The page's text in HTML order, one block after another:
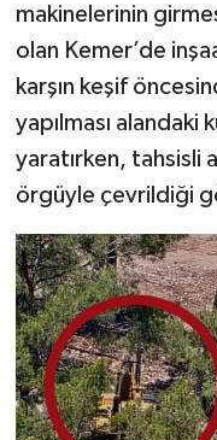
makinelerinin
olan Kemer’de
karşın keşif
yapılması alandaki
yaratırken, tahsisli
örgüyle çevrildiği